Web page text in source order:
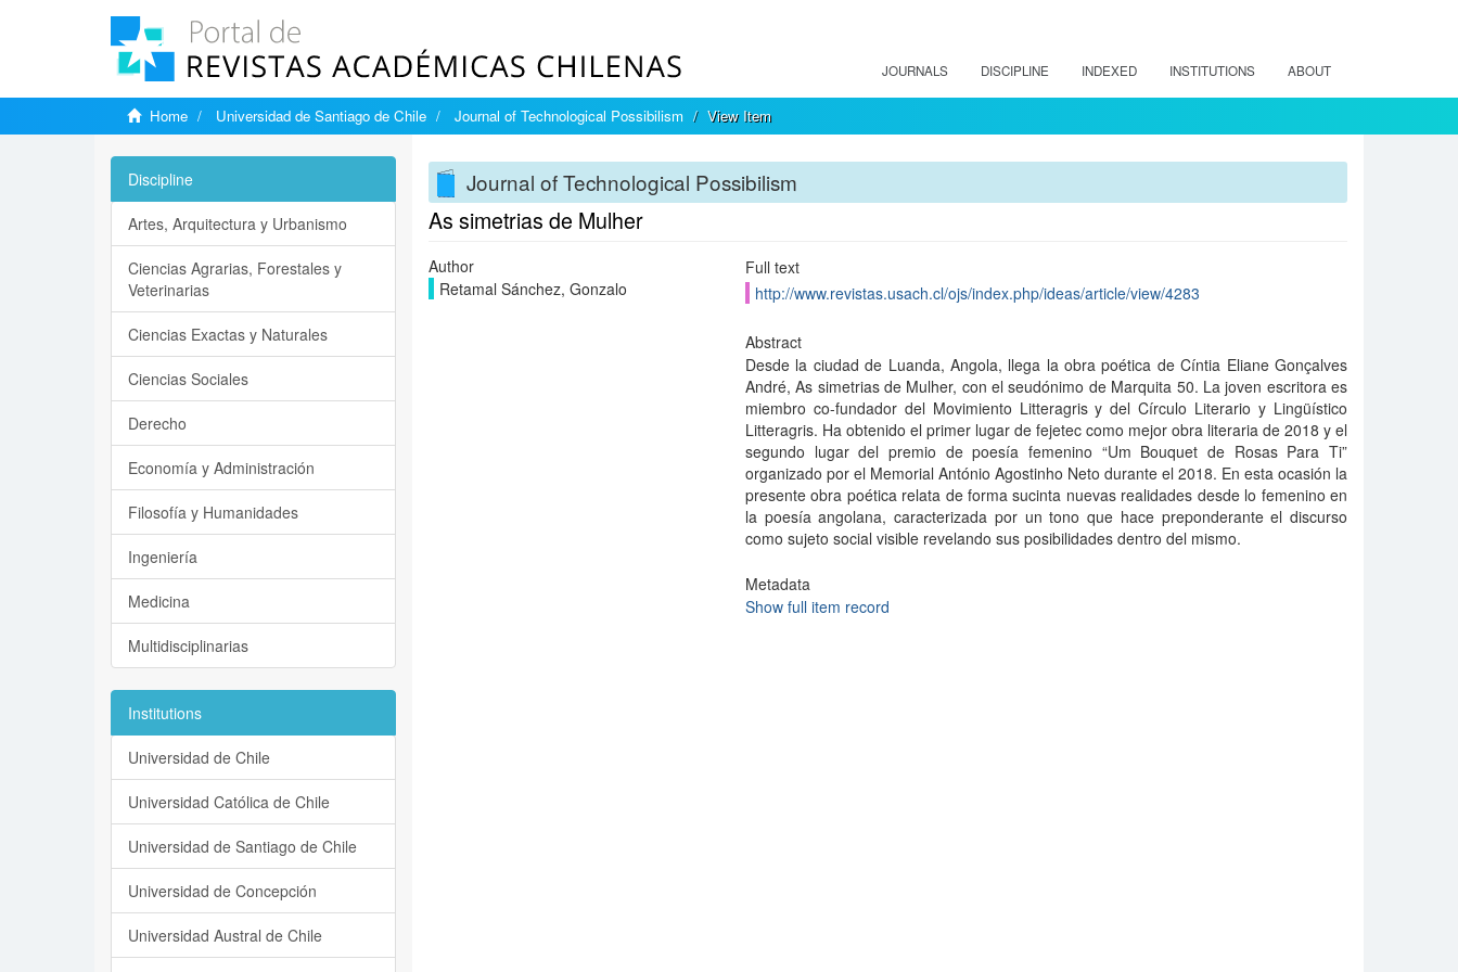
JOURNALS DISCIPLINE INDEXED INSTITUTIONS ABOUT
Home Universidad de Santiago de Chile Journal of Technological Possibilism View Item
Journal of Technological Possibilism
As simetrias de Mulher
Author
Retamal Sánchez, Gonzalo
Full text
http://www.revistas.usach.cl/ojs/index.php/ideas/article/view/4283
Abstract
Desde la ciudad de Luanda, Angola, llega la obra poética de Cíntia Eliane Gonçalves
André, As simetrias de Mulher, con el seudónimo de Marquita 50. La joven escritora es
miembro co-fundador del Movimiento Litteragris y del Círculo Literario y Lingüístico
Litteragris. Ha obtenido el primer lugar de fejetec como mejor obra literaria de 2018 y el
segundo lugar del premio de poesía femenino “Um Bouquet de Rosas Para Ti”
organizado por el Memorial António Agostinho Neto durante el 2018. En esta ocasión la
presente obra poética relata de forma sucinta nuevas realidades desde lo femenino en
la poesía angolana, caracterizada por un tono que hace preponderante el discurso
como sujeto social visible revelando sus posibilidades dentro del mismo.
Metadata
Show full item record
Discipline
Artes, Arquitectura y Urbanismo
Ciencias Agrarias, Forestales y
Veterinarias
Ciencias Exactas y Naturales
Ciencias Sociales
Derecho
Economía y Administración
Filosofía y Humanidades
Ingeniería
Medicina
Multidisciplinarias
Institutions
Universidad de Chile
Universidad Católica de Chile
Universidad de Santiago de Chile
Universidad de Concepción
Universidad Austral de Chile